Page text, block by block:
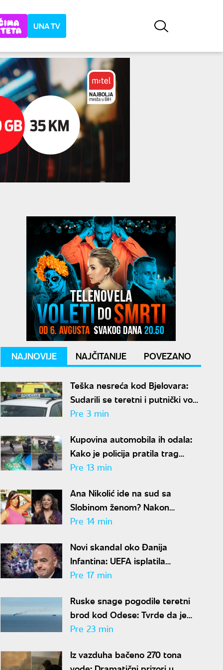
UNA TV
NAJNOVIJE NAJČITANIJE POVEZANO
Teška nesreća kod Bjelovara:
Sudarili se teretni i putnički voz,
ima povređenih
Pre 3 min
Kupovina automobila ih odala:
Kako je policija pratila trag
novca posle ubistva piljara (73)
Pre 13 min
Ana Nikolić ide na sud sa
Slobinom ženom? Nakon
gnusnog vređanja, oglasio se
Pre 14 min
Novi skandal oko Đanija
Infantina: UEFA isplatila
šestocifrenu sumu njegovoj
Pre 17 min
Ruske snage pogodile teretni
brod kod Odese: Tvrde da je
prevozio oružje i opremu za
Pre 23 min
Iz vazduha bačeno 270 tona